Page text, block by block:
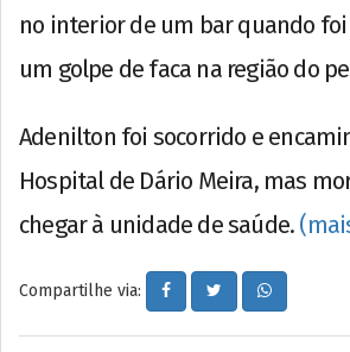
no interior de um bar quando
um golpe de faca na região do
Adenilton foi socorrido e
Hospital de Dário Meira, mas
chegar à unidade de saúde.
Compartilhe via: